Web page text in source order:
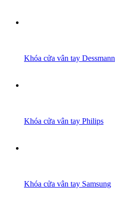
Khóa cửa vân tay Dessmann
Khóa cửa vân tay Philips
Khóa cửa vân tay Samsung